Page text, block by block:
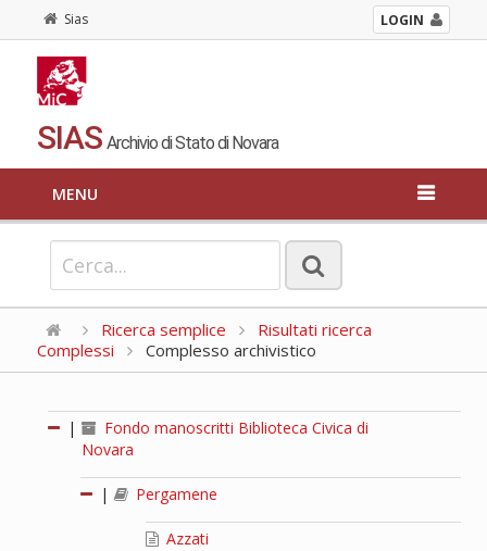
Sias LOGIN
SIAS Archivio di Stato di Novara
MENU
Ricerca semplice
Risultati ricerca
Complessi
Complesso archivistico
|
Fondo manoscritti Biblioteca Civica di
Novara
| Pergamene
Azzati